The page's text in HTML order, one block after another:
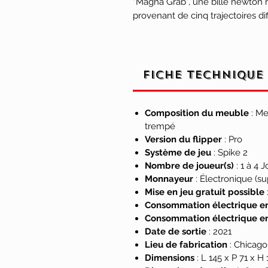
provenant de cinq trajectoires
Zombie Yeti, des rampes en fil
thermique, Mechagodzilla, et
jeu présente des extraits vidéo
Godzilla, pour une expérience
Les flippers Godzilla marquent
Connected de Stern, qui
inférieure permettant aux
de diverses façons.Stern
fonctionnalités de
ensemble d’outils pour les
gérer à distance tous les
disponible dès le lancement de
fonctionnalités prévu sur l’année
Fiche technique
Composition du meuble :
trempé
Version du flipper : Pro
Système de jeu : Spike 2
Nombre de joueur(s) : 1 à 4
Monnayeur : Électronique
Mise en jeu gratuit possible
Consommation électrique
Consommation électrique
Date de sortie : 2021
Lieu de fabrication :
Dimensions : L 145 x P 71 x H